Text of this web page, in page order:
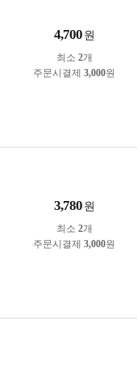
4,700 원
최소 2개
주문시결제 3,000원
3,780 원
최소 2개
주문시결제 3,000원